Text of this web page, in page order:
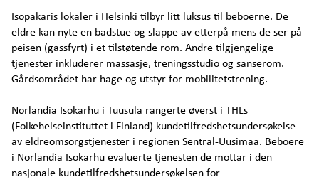
Isopakaris lokaler i Helsinki tilbyr litt luksus til beboerne. De
eldre kan nyte en badstue og slappe av etterpå mens de ser på
peisen (gassfyrt) i et tilstøtende rom. Andre tilgjengelige
tjenester inkluderer massasje, treningsstudio og sanserom.
Gårdsområdet har hage og utstyr for mobilitetstrening.
Norlandia Isokarhu i Tuusula rangerte øverst i THLs
(Folkehelseinstituttet i Finland) kundetilfredshetsundersøkelse
av eldreomsorgstjenester i regionen Sentral-Uusimaa. Beboere
i Norlandia Isokarhu evaluerte tjenesten de mottar i den
nasjonale kundetilfredshetsundersøkelsen for